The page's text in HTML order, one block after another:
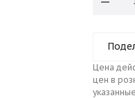
Цена
цен в